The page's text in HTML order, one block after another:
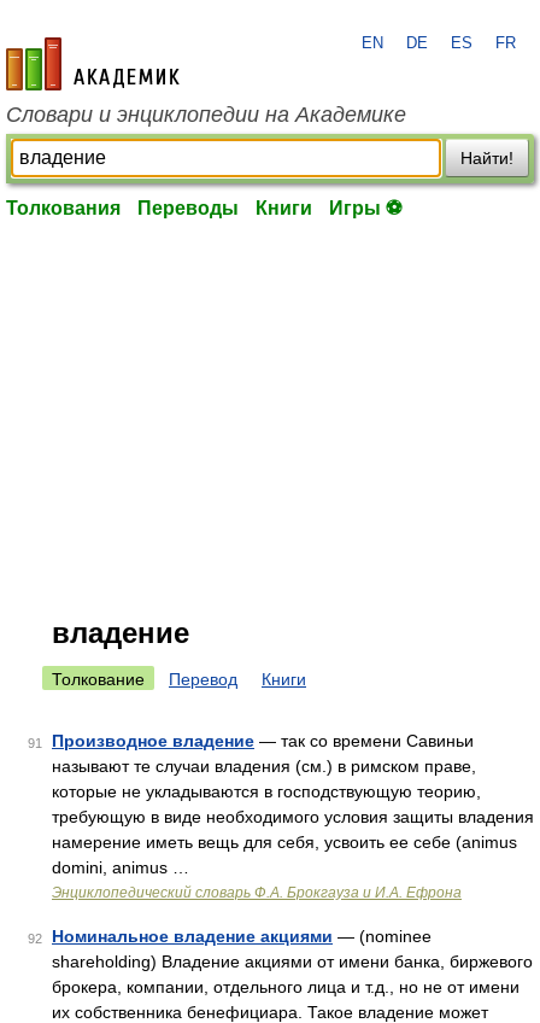
academic.ru
EN DE ES FR
Словари и энциклопедии на Академике
Найти!
Толкования Переводы Книги Игры ⚽
владение
Толкование Перевод Книги
91 Производное владение — так со времени Савиньи
называют те случаи владения (см.) в римском праве,
которые не укладываются в господствующую теорию,
требующую в виде необходимого условия защиты владения
намерение иметь вещь для себя, усвоить ее себе (animus
domini, animus …
Энциклопедический словарь Ф.А. Брокгауза и И.А. Ефрона
92 Номинальное владение акциями — (nominee
shareholding) Владение акциями от имени банка, биржевого
брокера, компании, отдельного лица и т.д., но не от имени
их собственника бенефициара. Такое владение может